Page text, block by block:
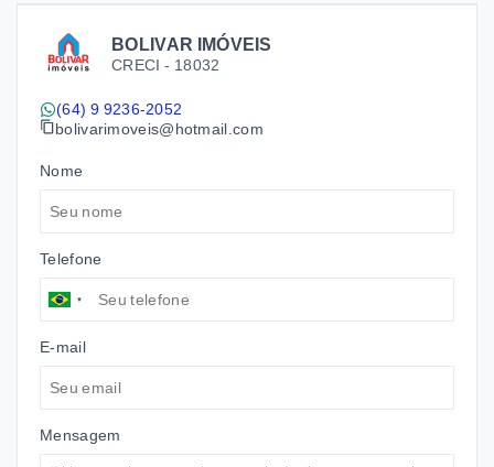
BOLIVAR IMÓVEIS
CRECI - 18032
(64) 9 9236-2052
bolivarimoveis@hotmail.com
Nome
Telefone
E-mail
Mensagem